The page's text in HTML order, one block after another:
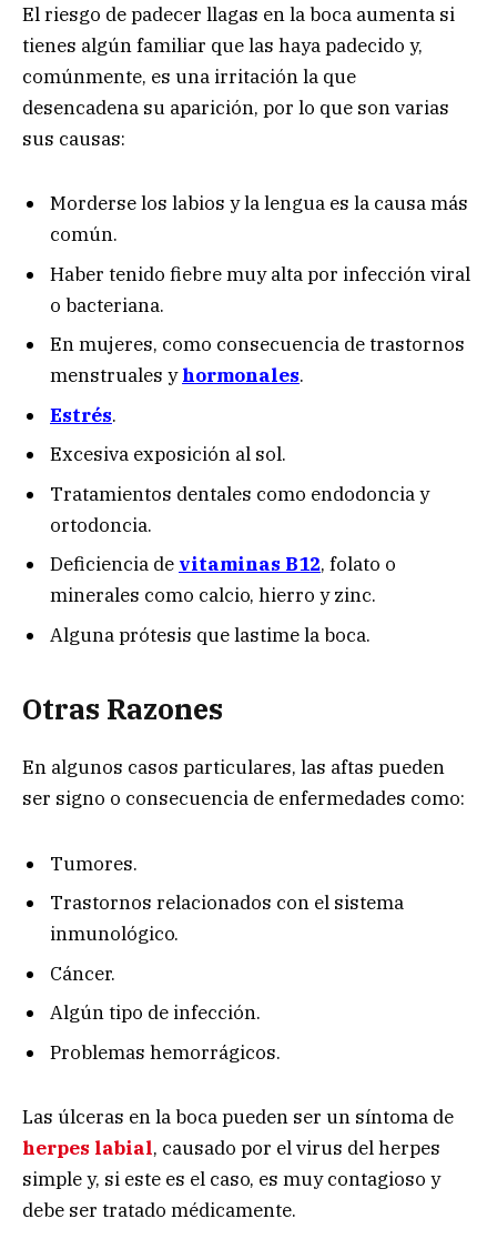
El riesgo de padecer llagas en la boca aumenta si
tienes algún familiar que las haya padecido y,
comúnmente, es una irritación la que
desencadena su aparición, por lo que son varias
sus causas:
Morderse los labios y la lengua es la causa más
común.
Haber tenido fiebre muy alta por infección viral
o bacteriana.
En mujeres, como consecuencia de trastornos
menstruales yhormonales.
Estrés.
Excesiva exposición al sol.
Tratamientos dentales como endodoncia y
ortodoncia.
Deficiencia de vitaminas B12, folato o
minerales como calcio, hierro y zinc.
Alguna prótesis que lastime la boca.
Otras Razones
En algunos casos particulares, las aftas pueden
ser signo o consecuencia de enfermedades como:
Tumores.
Trastornos relacionados con el sistema
inmunológico.
Cáncer.
Algún tipo de infección.
Problemas hemorrágicos.
Las úlceras en la boca pueden ser un síntoma de
herpes labial, causado por el virus del herpes
simple y, si este es el caso, es muy contagioso y
debe ser tratado médicamente.